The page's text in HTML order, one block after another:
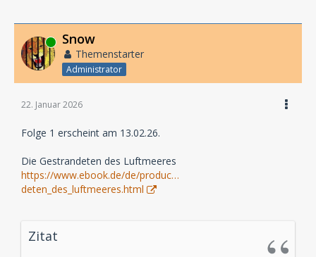
Online Snow
Themenstarter
Administrator
22. Januar 2026
Folge 1 erscheint am 13.02.26.
Die Gestrandeten des Luftmeeres
https://www.ebook.de/de/produc…
deten_des_luftmeeres.html
Zitat